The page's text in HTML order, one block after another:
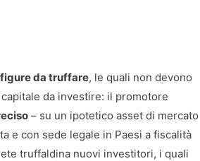
da truffare, le quali non devono
da investire: il promotore
– su un ipotetico asset di mercato
e con sede legale in Paesi a fiscalità
truffaldina nuovi investitori, i quali